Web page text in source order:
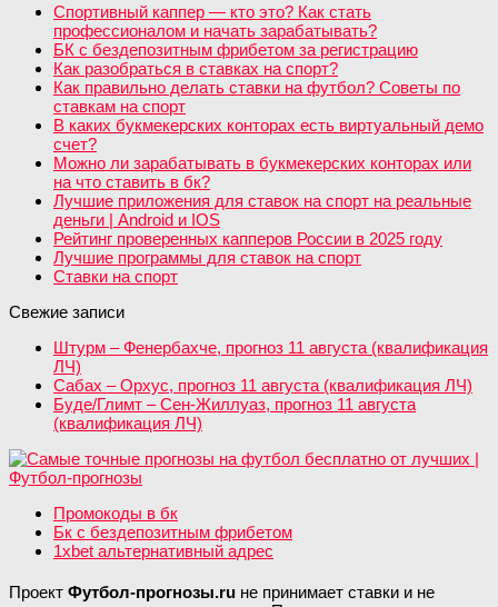
Спортивный каппер — кто это? Как стать
профессионалом и начать зарабатывать?
БК с бездепозитным фрибетом за регистрацию
Как разобраться в ставках на спорт?
Как правильно делать ставки на футбол? Советы по
ставкам на спорт
В каких букмекерских конторах есть виртуальный демо
счет?
Можно ли зарабатывать в букмекерских конторах или
на что ставить в бк?
Лучшие приложения для ставок на спорт на реальные
деньги | Android и IOS
Рейтинг проверенных капперов России в 2025 году
Лучшие программы для ставок на спорт
Ставки на спорт
Свежие записи
Штурм – Фенербахче, прогноз 11 августа (квалификация
ЛЧ)
Сабах – Орхус, прогноз 11 августа (квалификация ЛЧ)
Буде/Глимт – Сен-Жиллуаз, прогноз 11 августа
(квалификация ЛЧ)
Промокоды в бк
Бк с бездепозитным фрибетом
1xbet альтернативный адрес
Проект Футбол-прогнозы.ru не принимает ставки и не